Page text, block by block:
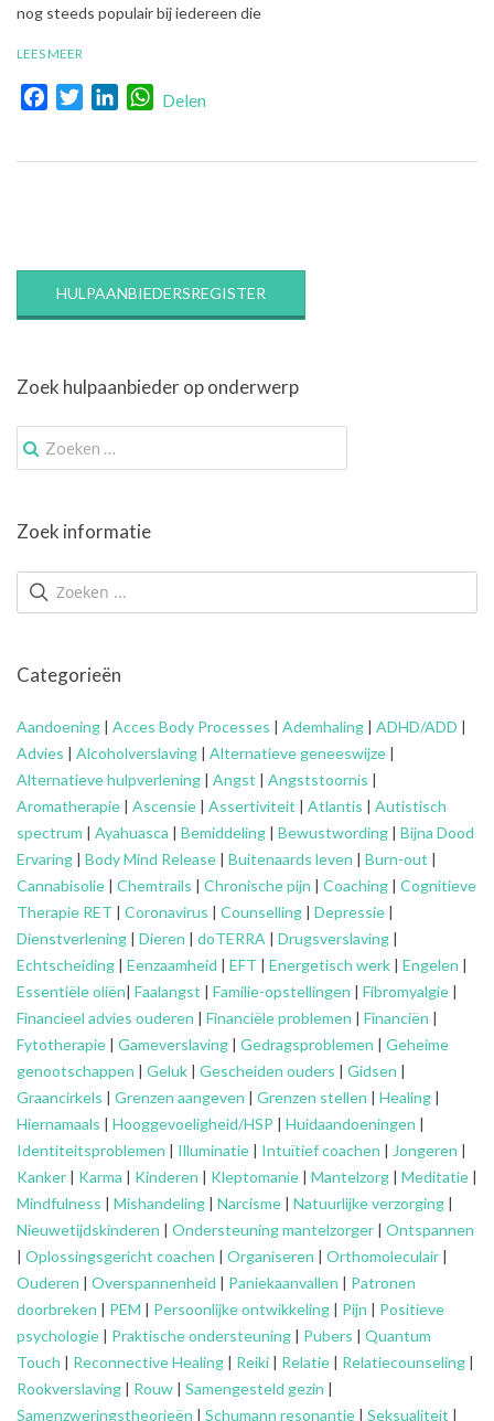
nog steeds populair bij iedereen die
LEES MEER
FacebookTwitterLinkedInWhatsApp
Delen
HULPAANBIEDERSREGISTER
Zoek hulpaanbieder op onderwerp
Zoek
naar:
Zoek informatie
Categorieën
Aandoening | Acces Body Processes | Ademhaling | ADHD/ADD |
Advies | Alcoholverslaving | Alternatieve geneeswijze |
Alternatieve hulpverlening | Angst | Angststoornis |
Aromatherapie | Ascensie | Assertiviteit | Atlantis | Autistisch
spectrum | Ayahuasca | Bemiddeling | Bewustwording | Bijna Dood
Ervaring | Body Mind Release | Buitenaards leven | Burn-out |
Cannabisolie | Chemtrails | Chronische pijn | Coaching | Cognitieve
Therapie RET | Coronavirus | Counselling | Depressie |
Dienstverlening | Dieren | doTERRA | Drugsverslaving |
Echtscheiding | Eenzaamheid | EFT | Energetisch werk | Engelen |
Essentiële oliën| Faalangst | Familie-opstellingen | Fibromyalgie |
Financieel advies ouderen | Financiële problemen | Financiën |
Fytotherapie | Gameverslaving | Gedragsproblemen | Geheime
genootschappen | Geluk | Gescheiden ouders | Gidsen |
Graancirkels | Grenzen aangeven | Grenzen stellen | Healing |
Hiernamaals | Hooggevoeligheid/HSP | Huidaandoeningen |
Identiteitsproblemen | Illuminatie | Intuïtief coachen | Jongeren |
Kanker | Karma | Kinderen | Kleptomanie | Mantelzorg | Meditatie |
Mindfulness | Mishandeling | Narcisme | Natuurlijke verzorging |
Nieuwetijdskinderen | Ondersteuningmantelzorger | Ontspannen
| Oplossingsgericht coachen | Organiseren | Orthomoleculair |
Ouderen | Overspannenheid | Paniekaanvallen | Patronen
doorbreken | PEM | Persoonlijke ontwikkeling | Pijn | Positieve
psychologie | Praktische ondersteuning | Pubers | Quantum
Touch | Reconnective Healing | Reiki | Relatie | Relatiecounseling |
Rookverslaving | Rouw | Samengesteld gezin |
Samenzweringstheorieën | Schumann resonantie | Seksualiteit |